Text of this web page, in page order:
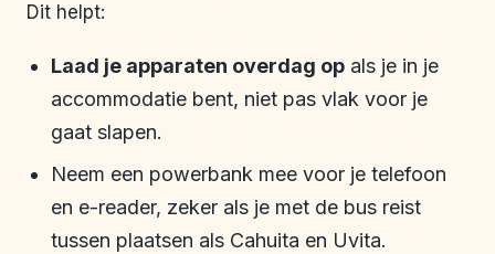
Dit helpt:
Laad je apparaten overdag op als je in je
accommodatie bent, niet pas vlak voor je
gaat slapen.
Neem een powerbank mee voor je telefoon
en e-reader, zeker als je met de bus reist
tussen plaatsen als Cahuita en Uvita.